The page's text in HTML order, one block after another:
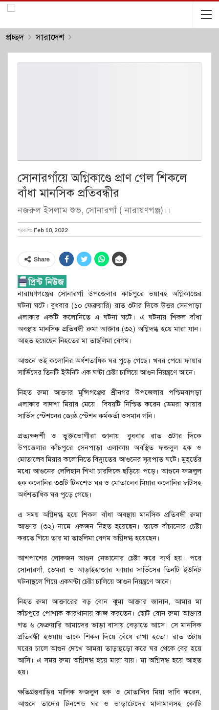
প্রচ্ছদ সারাদেশ
সোনারগাঁয়ে অগ্নিকাণ্ডে প্রাণ গেল শিকলে
বাঁধা মানসিক প্রতিবন্ধীর
নজরুল ইসলাম শুভ, সোনারগাঁ ( নারায়ণগঞ্জ)।।
প্রকাশঃ Feb 10, 2022
Share
নারায়ণগঞ্জের সোনারগাঁ উপজেলার কাচঁপুরে ভয়াবহ অগ্নিকাণ্ডের
ঘটনা ঘটে। বুধবার (১০ ফেব্রুয়ারি) রাত ৩টার দিকে উত্তর সেনপাড়া
এলাকার একটি কলোনিতে এ ঘটনা ঘটে। এ ঘটনায় শিকল বাঁধা
অবস্থায় মানসিক প্রতিবন্ধী রুমা আক্তার (৩২) অগ্নিদগ্ধ হয়ে মারা যান।
আহত হয়েছেন নিহতের মা তাছলিমা বেগম।
আগুনে ওই কলোনির অর্ধশতাধিক ঘর পুড়ে গেছে। খবর পেয়ে ফায়ার
সার্ভিসের তিনটি ইউনিট এক ঘণ্টা চেষ্টা চালিয়ে আগুন নিয়ন্ত্রণে আনে।
নিহত রুমা আক্তার মুন্সিগঞ্জের শ্রীনগর উপজেলার পশ্চিমবাগড়া
এলাকার বাদশা মিয়ার মেয়ে। বিষয়টি নিশ্চিত করেন ডেমরা ফায়ার
সার্ভিস স্টেশনের জ্যেষ্ঠ স্টেশন কর্মকর্তা ওসমান গনি।
প্রত্যক্ষদর্শী ও ভুক্তভোগীরা জানায়, বুধবার রাত ৩টার দিকে
উপজেলার কাঁচপুরে সেনপাড়া এলাকায় অবস্থিত ফজলুল হক ও
মোতালেব মিয়ার কলোনিতে বিদ্যুতের আগুনের সূত্রপাত ঘটে। মুহূর্তের
মধ্যে আগুনের লেলিহান শিখা চারদিকে ছড়িয়ে পড়ে। আগুনে ফজলুল
হক কলোনির ৩৩টি টিনশেড ঘর ও মোতালেব মিয়ার কলোনির ৮টিসহ
অর্ধশতাধিক ঘর পুড়ে গেছে।
এ সময় অগ্নিদগ্ধ হয়ে শিকল বাঁধা অবস্থায় মানসিক প্রতিবন্ধী রুমা
আক্তার (৩২) নামে একজন নিহত হয়েছেন। তাকে বাঁচানোর চেষ্টা
করতে গিয়ে তার মা তাছলিমা বেগম অগ্নিদগ্ধ হয়েছেন।
আশপাশের লোকজন আগুন নেভানোর চেষ্টা করে ব্যর্থ হয়। পরে
সোনারগাঁ, ডেমরা ও আড়াইহাজার ফায়ার সার্ভিসের তিনটি ইউনিট
ঘটনাস্থলে গিয়ে একঘণ্টা চেষ্টা চালিয়ে আগুন নিয়ন্ত্রণে আনে।
নিহত রুমা আক্তারের বড় বোন ঝুমা আক্তার জানান, আমার মা
কাঁচপুরে পোশাক কারখানায় কাজ করতেন। ছোট বোন রুমা আক্তার
গত ৬ ফেব্রুয়ারি আমাদের ভাড়া বাসায় বেড়াতে আসে। সে মানসিক
প্রতিবন্ধী হওয়ায় তাকে শিকল দিয়ে বেঁধে রাখা হতো। রাত ৩টায়
ঘরের চালে আগুন দেখে আমরা তাড়াহুড়ো করে ঘর থেকে বের হয়ে
আসি। এ সময় রুমা অগ্নিদগ্ধ হয়ে মারা যায়। মা অগ্নিদগ্ধ হয়ে আহত
হয়।
ক্ষতিগ্রস্তবাড়ির মালিক ফজলুল হক ও মোতালিব মিয়া দাবি করেন,
আগুনে তাদের টিনশেড ঘর ও ভাড়াটেদের মালামালসহ কোটি